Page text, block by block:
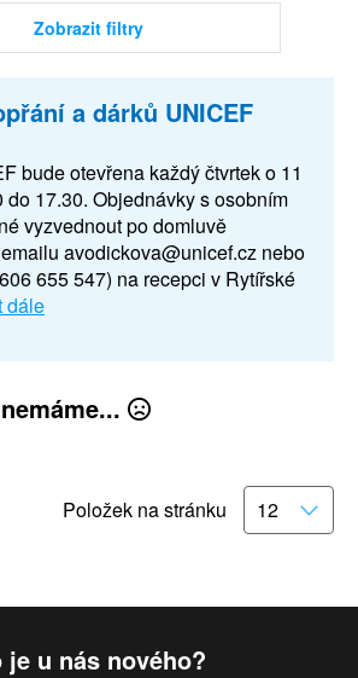
Zobrazit filtry
a dárků UNICEF
bude otevřena každý čtvrtek o 11
do 17.30. Objednávky s osobním
vyzvednout po domluvě
avodickova@unicef.cz nebo
655 547) na recepci v Rytířské
dále
Položek na stránku
je u nás nového?